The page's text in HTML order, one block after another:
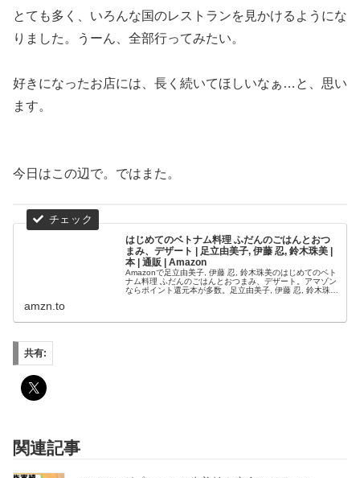
とても多く、いろんな国のレストランを見かけるようにな
りました。うーん、全部行ってみたい。
好きになったお店には、長く続いてほしいなぁ…と、思い
ます。
今日はこの辺で。ではまた。
はじめてのベトナム料理 ふだんのごはんとおつ
まみ、デザート | 足立由美子, 伊藤 忍, 鈴木珠美 |
本 | 通販 | Amazon
Amazonで足立由美子, 伊藤 忍, 鈴木珠美のはじめてのベト
ナム料理 ふだんのごはんとおつまみ、デザート。アマゾン
ならポイント還元本が多数。足立由美子, 伊藤 忍, 鈴木珠美
amzn.to
共有:
関連記事